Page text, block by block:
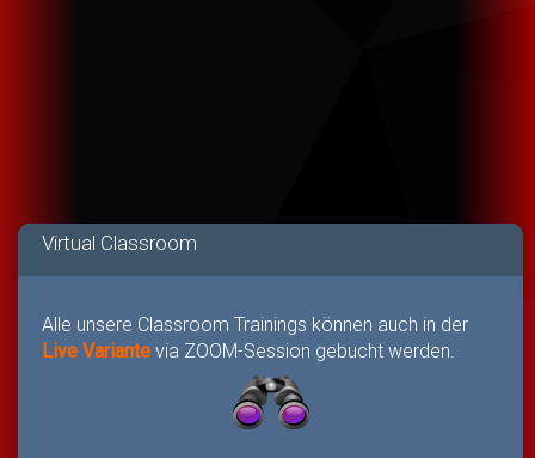
Virtual Classroom
Alle unsere Classroom Trainings können auch in der
Live Variante via ZOOM-Session gebucht werden.